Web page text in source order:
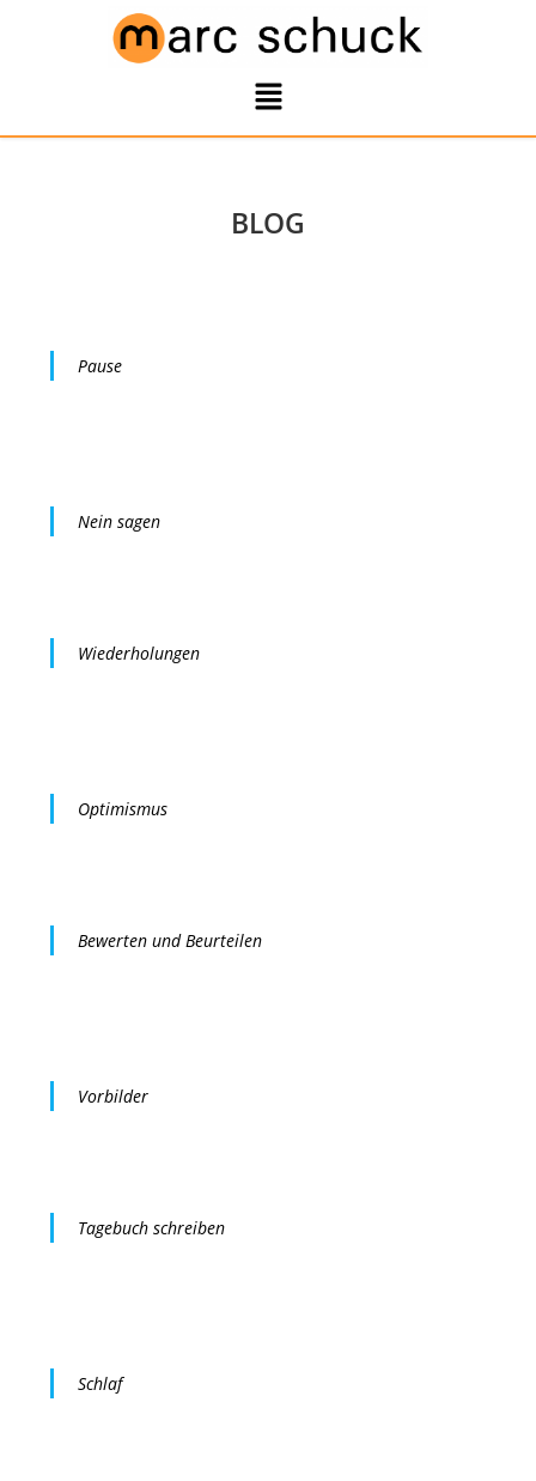
BLOG
Pause
Nein sagen
Wiederholungen
Optimismus
Bewerten und Beurteilen
Vorbilder
Tagebuch schreiben
Schlaf